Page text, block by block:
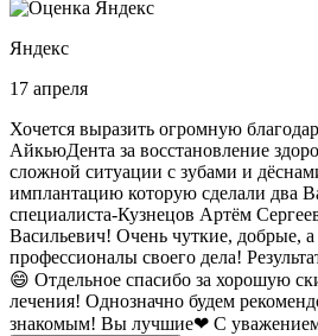
Яндекс
17 апреля
Хочется выразить огромную
АйкьюДента за восстановление
сложной ситуации с зубами и
имплантацию которую сделали два
специалиста-Кузнецов Артём
Васильевич! Очень чуткие, добрые, а
профессионалы своего дела!
😄 Отдельное спасибо за хорошую
лечения! Однозначно будем
знакомым! Вы лучшие❤ С